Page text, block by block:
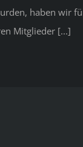
haben wir
Mitglieder [...]